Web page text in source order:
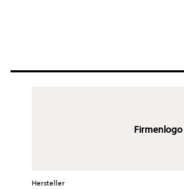
Firmenlogo
Hersteller